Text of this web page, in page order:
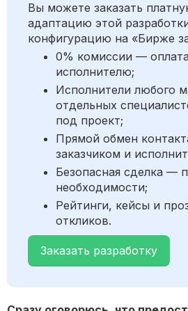
Вы можете заказать
адаптацию этой
конфигурацию на «Бирже
0% комиссии —
исполнителю;
Исполнители любого
отдельных
под проект;
Прямой обмен
заказчиком и
Безопасная сделка —
необходимости;
Рейтинги, кейсы и
откликов.
Заказать разработку